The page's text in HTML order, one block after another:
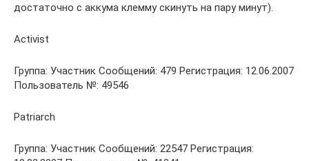
достаточно с аккума клемму скинуть на пару минут).
Activist
Группа: Участник Сообщений: 479 Регистрация: 12.06.2007
Пользователь №: 49546
Patriarch
Группа: Участник Сообщений: 22547 Регистрация: